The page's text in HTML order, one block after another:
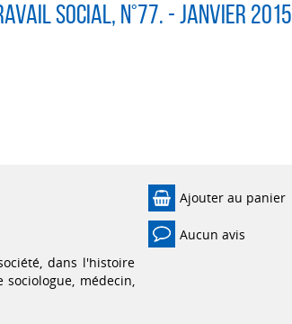
social, n°77. - Janvier 2015
dans l'histoire
médecin,
Ajouter au panier
Aucun avis